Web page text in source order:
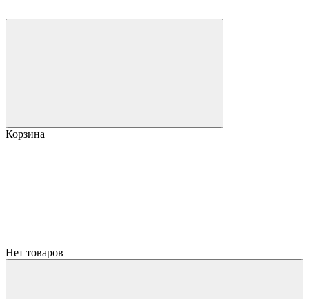
Корзина
Нет товаров